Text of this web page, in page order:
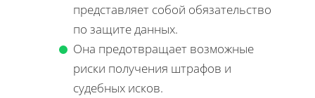
представляет собой обязательство
по защите данных.
Она предотвращает возможные
риски получения штрафов и
судебных исков.